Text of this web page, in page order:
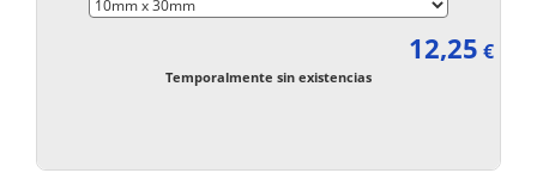
12,25 €
Temporalmente sin existencias